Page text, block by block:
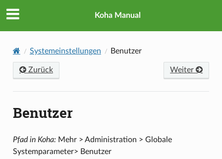
Koha Manual
Systemeinstellungen Benutzer
Zurück Weiter
Benutzer
Pfad in Koha:Mehr > Administration > Globale
Systemparameter> Benutzer